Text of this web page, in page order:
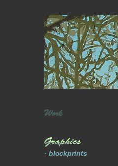
· blockprints